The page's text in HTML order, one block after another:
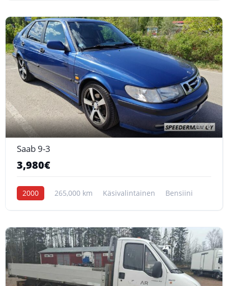
6
Saab 9-3
3,980€
2000 265,000 km Käsivalintainen Bensiini